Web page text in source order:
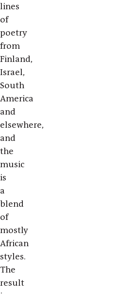
lines
of
poetry
from
Finland,
Israel,
South
America
and
elsewhere,
and
the
music
is
a
blend
of
mostly
African
styles.
The
result